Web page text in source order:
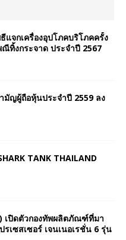
แจกเครื่องอุปโภคบริโภคครั้ง
ทิ้งกระจาด ประจำปี 2567
มัญผู้ถือหุ้นประจำปี 2559 ลง
TANK THAILAND
เปิดตัวกองทัพผลิตภัณฑ์ที่มา
เซสเซอร์ เจนเนอเรชั่น 6 รุ่น